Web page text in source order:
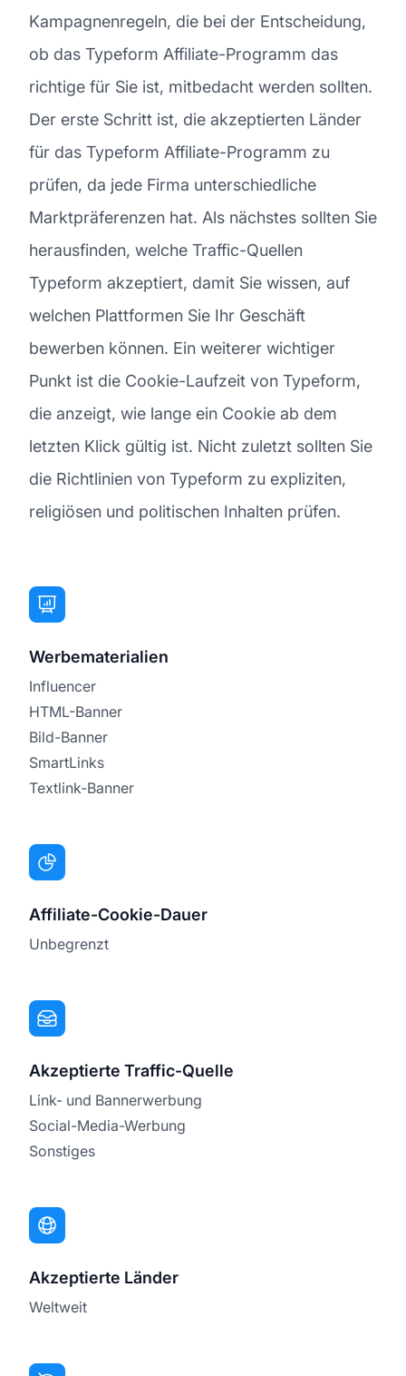
Kampagnenregeln, die bei der Entscheidung,
ob das Typeform Affiliate-Programm das
richtige für Sie ist, mitbedacht werden sollten.
Der erste Schritt ist, die akzeptierten Länder
für das Typeform Affiliate-Programm zu
prüfen, da jede Firma unterschiedliche
Marktpräferenzen hat. Als nächstes sollten Sie
herausfinden, welche Traffic-Quellen
Typeform akzeptiert, damit Sie wissen, auf
welchen Plattformen Sie Ihr Geschäft
bewerben können. Ein weiterer wichtiger
Punkt ist die Cookie-Laufzeit von Typeform,
die anzeigt, wie lange ein Cookie ab dem
letzten Klick gültig ist. Nicht zuletzt sollten Sie
die Richtlinien von Typeform zu expliziten,
religiösen und politischen Inhalten prüfen.
Werbematerialien
Influencer
HTML-Banner
Bild-Banner
SmartLinks
Textlink-Banner
Affiliate-Cookie-Dauer
Unbegrenzt
Akzeptierte Traffic-Quelle
Link- und Bannerwerbung
Social-Media-Werbung
Sonstiges
Akzeptierte Länder
Weltweit